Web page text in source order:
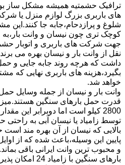
ترافیک حشمتیه همیشه مشکل ساز
های باربری بزرگ لوازم منزل یا
شلوغ و پرازدحام،جابه جا
کوچک تری چون نیسان و وانت
جهت شرکت های باربری و اتوبار
نقل از وانت بار و نیسان بهره می
داشت که هرچه روند جابه جایی و حمل
بگیرد،هزینه های باربری نهایی که
خواهد شد.
وانت بار و نیسان از جمله وسایل
قدرت حمل بارهای سنگین
توسط زامیاد یا نیسان آبی به
بالایی که نیسان از آن بهره مند است
پایین این وسیله،باعث شده که از
و محبوب ترین وانت ایرانی باقی
بارهای سنگین